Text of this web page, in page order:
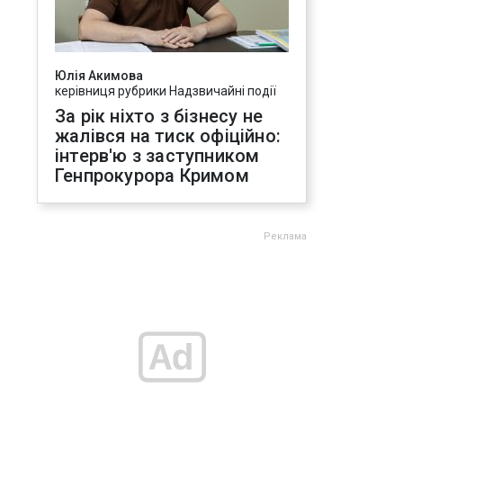
Юлія Акимова
керівниця рубрики Надзвичайні події
За рік ніхто з бізнесу не
жалівся на тиск офіційно:
інтерв'ю з заступником
Генпрокурора Кримом